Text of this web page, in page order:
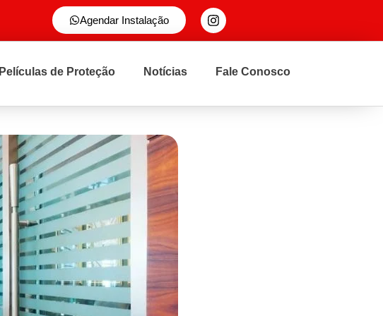
Agendar Instalação
Películas de Proteção Notícias Fale Conosco